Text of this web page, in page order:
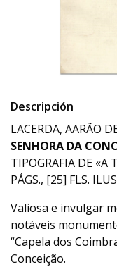
Descripción
LACERDA, AARÃO
SENHORA DA
TIPOGRAFIA DE «A
PÁGS., [25] FLS.
Valiosa e invulgar
notáveis
“Capela dos
Conceição.